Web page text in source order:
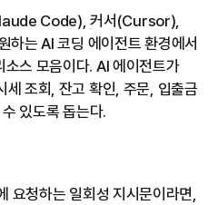
Code), 커서(Cursor),
는 AI 코딩 에이전트 환경에서
스 모음이다. AI 에이전트가
세 조회, 잔고 확인, 주문, 입출금
있도록 돕는다.
요청하는 일회성 지시문이라면,